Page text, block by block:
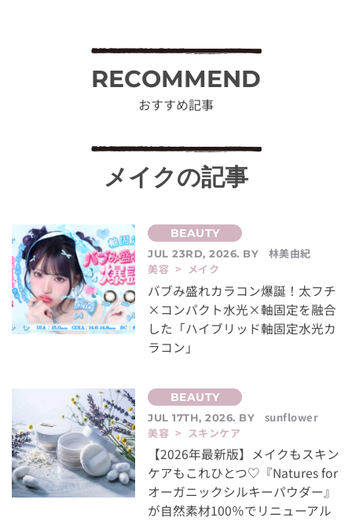
RECOMMEND
おすすめ記事
メイクの記事
JUL 23RD, 2026. BY
林美由紀
美容 > メイク
バブみ盛れカラコン爆誕！太フチ
×コンパクト水光×軸固定を融合
した「ハイブリッド軸固定水光カ
ラコン」
JUL 17TH, 2026. BY
sunflower
美容 > スキンケア
【2026年最新版】メイクもスキン
ケアもこれひとつ♡『Natures for
オーガニックシルキーパウダー』
が自然素材100％でリニューアル